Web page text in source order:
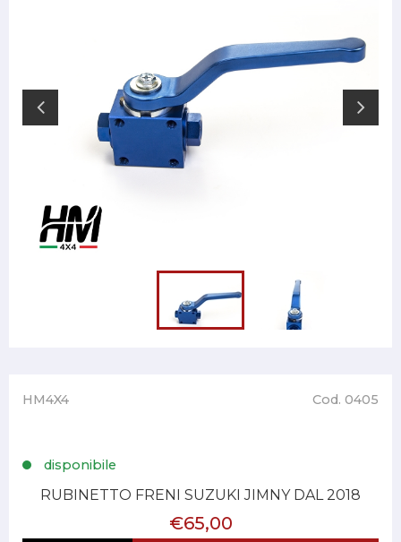
HM4X4 Cod. 0405
disponibile
RUBINETTO FRENI SUZUKI JIMNY DAL 2018
€65,00